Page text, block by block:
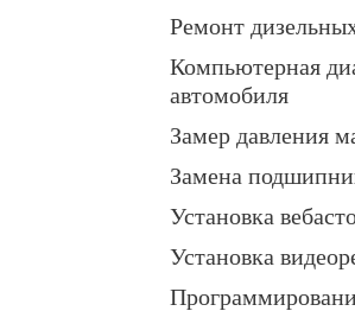
Ремонт
Компьютерная
автомобиля
Замер давления
Замена
Установка
Установка